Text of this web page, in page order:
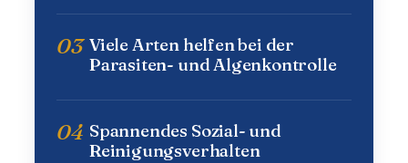
03 Viele Arten helfen bei der
Parasiten- und Algenkontrolle
04 Spannendes Sozial- und
Reinigungsverhalten